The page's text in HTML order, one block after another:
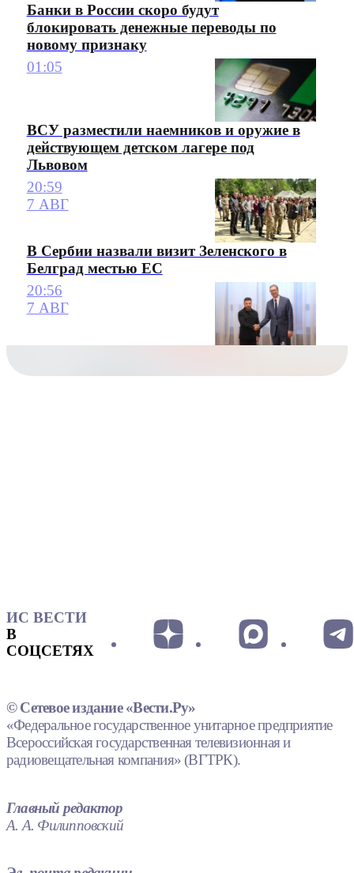
Банки в России скоро будут
блокировать денежные переводы по
новому признаку
01:05
ВСУ разместили наемников и оружие в
действующем детском лагере под
Львовом
20:59
7 АВГ
В Сербии назвали визит Зеленского в
Белград местью ЕС
20:56
7 АВГ
ИС ВЕСТИ
В
СОЦСЕТЯХ
© Сетевое издание «Вести.Ру»
«Федеральное государственное унитарное предприятие
Всероссийская государственная телевизионная и
радиовещательная компания» (ВГТРК).
Главный редактор
А. А. Филипповский